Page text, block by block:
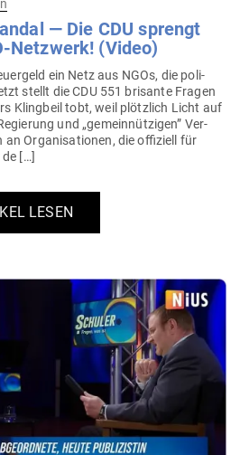
— Die CDU sprengt
Netzwerk! (Video)
ein Netz aus NGOs, die poli­
stellt die CDU 551 bri­sante Fragen
Klingbeil tobt, weil plötzlich Licht auf
und „gemein­nüt­zigen” Ver­
an Orga­ni­sa­tionen, die offi­ziell für
[…]
LESEN